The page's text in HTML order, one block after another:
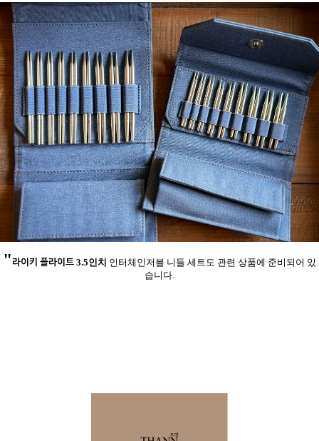
"라이키 플라이트 3.5인치 인터체인저블 니들 세트도 관련 상품에 준비되어 있
습니다.